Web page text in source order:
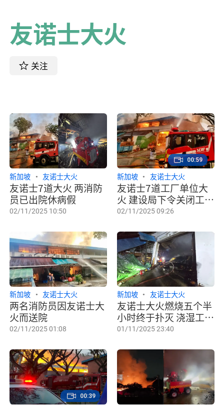
友诺士大火
关注
友诺士7道大火 两消防
员已出院休病假
新加坡 友诺士大火
02/11/2025 10:50
友诺士7道工厂单位大
火 建设局下令关闭工厂
评估修复
新加坡 友诺士大火
02/11/2025 09:26
00:59
两名消防员因友诺士大
火而送院
新加坡 友诺士大火
02/11/2025 01:08
友诺士大火燃烧五个半
小时终于扑灭 浇湿工作
预计持续整夜
新加坡 友诺士大火
01/11/2025 23:40
00:39